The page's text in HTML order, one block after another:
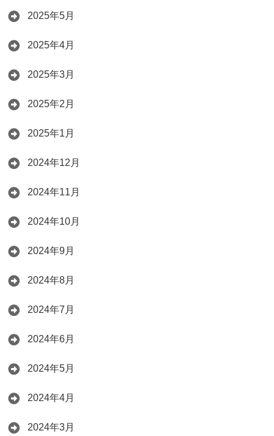
2025年5月
2025年4月
2025年3月
2025年2月
2025年1月
2024年12月
2024年11月
2024年10月
2024年9月
2024年8月
2024年7月
2024年6月
2024年5月
2024年4月
2024年3月